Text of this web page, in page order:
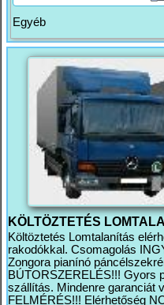
Egyéb
KÖLTÖZTETÉS
Költöztetés Lomtalanítás
rakodókkal. Csomagolás
Zongora pianínó
BÚTORSZERELÉS!!! Gyors
szállítás. Mindenre garanciát
FELMÉRÉS!!! Elérhetőség